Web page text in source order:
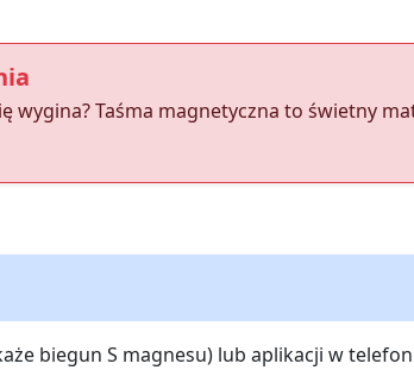
wygina? Taśma magnetyczna to świetny
biegun S magnesu) lub aplikacji w